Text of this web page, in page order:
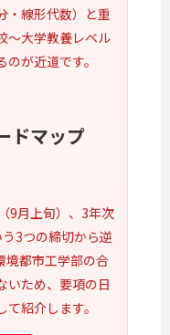
・線形代数）と重
〜大学教養レベル
が近道です。
ドマップ
9月上旬）、3年次
3つの締切から逆
境都市工学部の合
いため、要項の日
紹介します。